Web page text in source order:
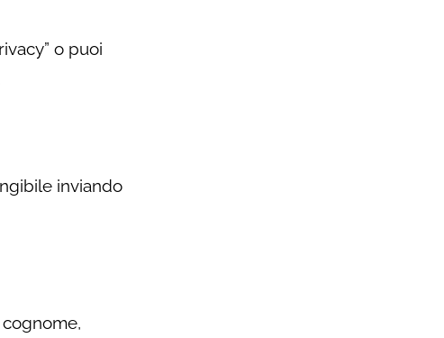
o puoi
inviando